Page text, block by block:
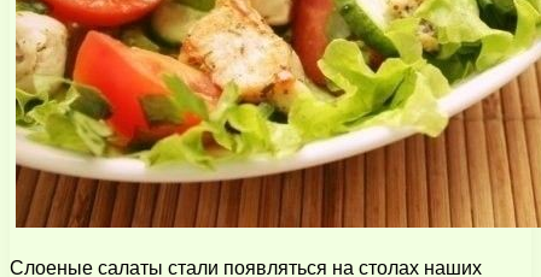
Слоеные салаты стали появляться на столах наших